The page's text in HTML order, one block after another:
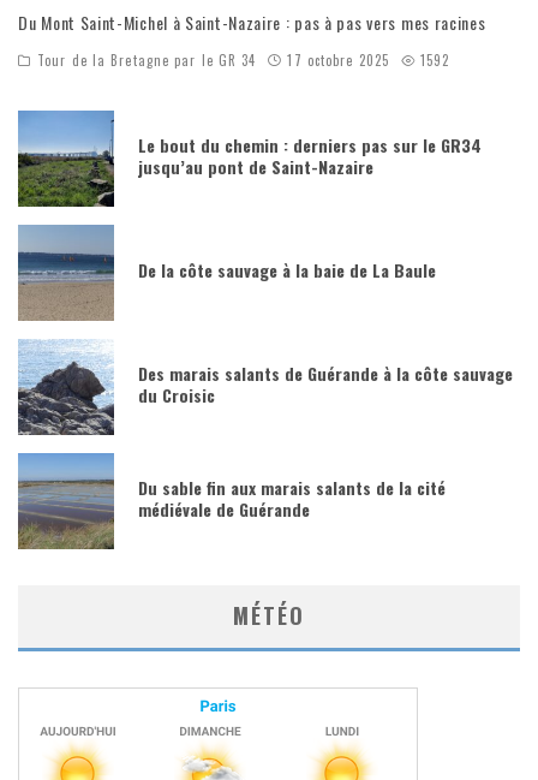
Du Mont Saint-Michel à Saint-Nazaire : pas à pas vers mes racines
Tour de la Bretagne par le GR 34 17 octobre 2025 1592
Le bout du chemin : derniers pas sur le GR34
jusqu’au pont de Saint-Nazaire
De la côte sauvage à la baie de La Baule
Des marais salants de Guérande à la côte sauvage
du Croisic
Du sable fin aux marais salants de la cité
médiévale de Guérande
MÉTÉO